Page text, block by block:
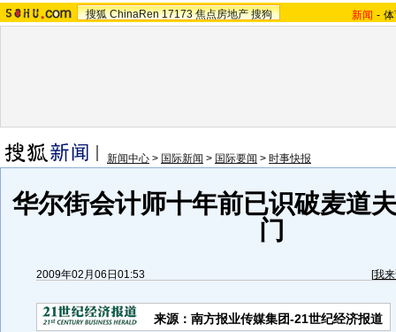
搜狐 ChinaRen 17173 焦点房地产 搜狗 新闻 -
新闻中心 > 国际新闻 > 国际要闻 > 时事快报
华尔街会计师十年前已识破麦道
门
2009年02月06日01:53 [我
来源：南方报业传媒集团-21世纪经济报道